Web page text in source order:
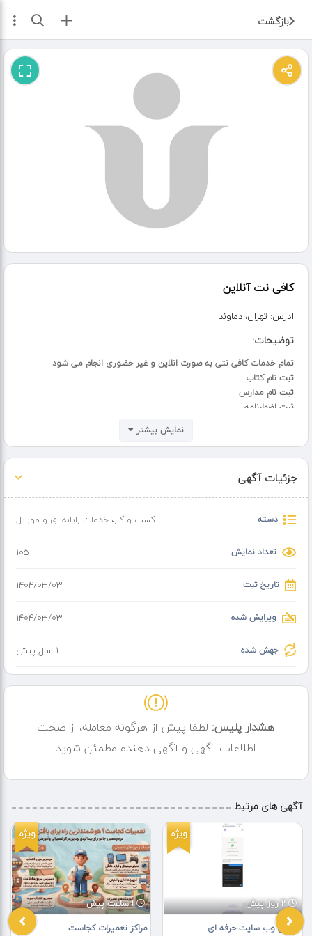
بازگشت ثبت آگهی
کافی نت آنلاین
آدرس: تهران، دماوند
توضیحات:
تمام خدمات کافی نتی به صورت انلاین و غیر حضوری انجام می شود
ثبت نام کتاب
ثبت نام مدارس
ثبت اضهارنامه
ثبت نام قولنامه برای وام
و دیگر ثبت نامی های دیگر با کمترین هزینه و در کمترین زمان انجام می
شود در به صورت شبانه روزی به صورت کامل و بدون نقص
بسپارید
نمایش بیشتر
جزئیات آگهی
دسته کسب و کار،خدمات رایانه ای و موبایل
تعداد نمایش 105
تاریخ ثبت ۱۴۰۴/۰۳/۰۳
ویرایش شده ۱۴۰۴/۰۳/۰۳
جهش شده 1 سال پیش
هشدار پلیس: لطفا پیش از هرگونه معامله، از صحت
اطلاعات آگهی و آگهی دهنده مطمئن شوید
آگهی های مرتبط
ویژه
1 ساعت پیش
مراکز تعمیرات کجاست
ویژه
2 روز پیش
طراحی وب سایت حرفه ای